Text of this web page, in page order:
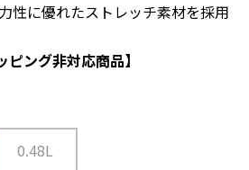
性に優れたストレッチ素材を採用
ピング非対応商品】
0.48L